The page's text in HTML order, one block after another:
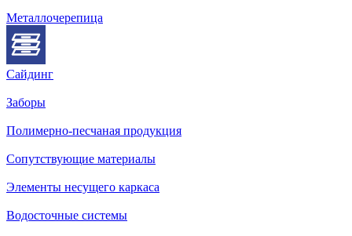
Металлочерепица
Сайдинг
Заборы
Полимерно-песчаная продукция
Сопутствующие материалы
Элементы несущего каркаса
Водосточные системы